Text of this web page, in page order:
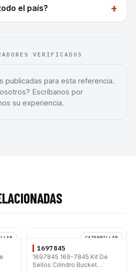
el país? +
VERIFICADOS
publicadas para esta referencia.
Escríbanos por
su experiencia.
CATERPILLAR
1697845
1697845 169-7845 Kit De
Sellos Cilindro Bucket